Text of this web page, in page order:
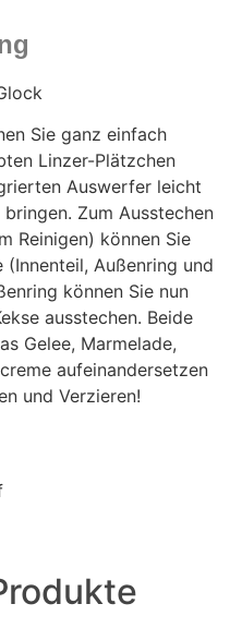
Sie ganz einfach
Linzer-Plätzchen
Auswerfer leicht
Zum Ausstechen
Reinigen) können Sie
Außenring und
können Sie nun
ausstechen. Beide
Gelee, Marmelade,
aufeinandersetzen
und Verzieren!